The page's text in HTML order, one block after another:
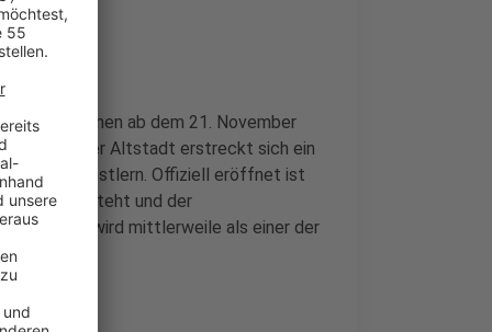
Buden öffnen ab dem 21. November
mitten in der Altstadt erstreckt sich ein
und Künstlern. Offiziell eröffnet ist
steht und der
wird mittlerweile als einer der